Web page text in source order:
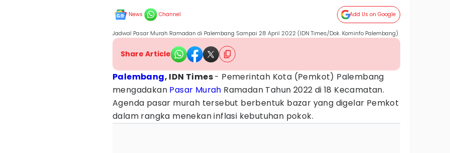
News Channel Add Us on Google
Jadwal Pasar Murah Ramadan di Palembang Sampai 28 April 2022 (IDN Times/Dok. Kominfo Palembang)
Share Article
Palembang, IDN Times- Pemerintah Kota (Pemkot) Palembang
mengadakan Pasar Murah Ramadan Tahun 2022 di 18 Kecamatan.
Agenda pasar murah tersebut berbentuk bazar yang digelar Pemkot
dalam rangka menekan inflasi kebutuhan pokok.